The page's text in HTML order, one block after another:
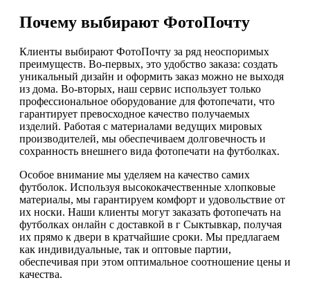
Почему выбирают ФотоПочту
Клиенты выбирают ФотоПочту за ряд неоспоримых
преимуществ. Во-первых, это удобство заказа: создать
уникальный дизайн и оформить заказ можно не выходя
из дома. Во-вторых, наш сервис использует только
профессиональное оборудование для фотопечати, что
гарантирует превосходное качество получаемых
изделий. Работая с материалами ведущих мировых
производителей, мы обеспечиваем долговечность и
сохранность внешнего вида фотопечати на футболках.
Особое внимание мы уделяем на качество самих
футболок. Используя высококачественные хлопковые
материалы, мы гарантируем комфорт и удовольствие от
их носки. Наши клиенты могут заказать фотопечать на
футболках онлайн с доставкой в г Сыктывкар, получая
их прямо к двери в кратчайшие сроки. Мы предлагаем
как индивидуальные, так и оптовые партии,
обеспечивая при этом оптимальное соотношение цены и
качества.